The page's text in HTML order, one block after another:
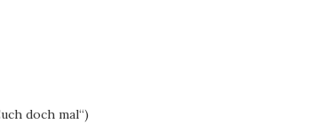
doch mal“)